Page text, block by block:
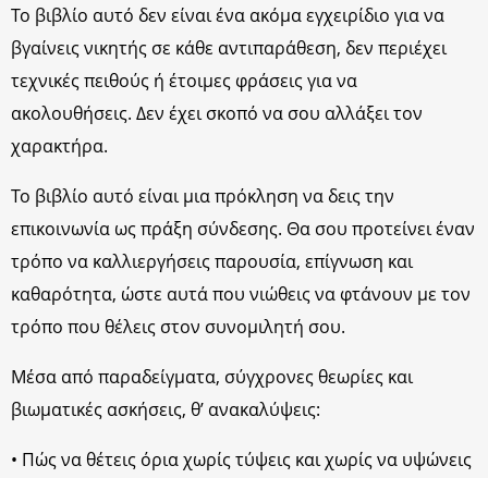
Το βιβλίο αυτό δεν είναι ένα ακόμα εγχειρίδιο για να
βγαίνεις νικητής σε κάθε αντιπαράθεση, δεν περιέχει
τεχνικές πειθούς ή έτοιμες φράσεις για να
ακολουθήσεις. Δεν έχει σκοπό να σου αλλάξει τον
χαρακτήρα.
Το βιβλίο αυτό είναι μια πρόκληση να δεις την
επικοινωνία ως πράξη σύνδεσης. Θα σου προτείνει έναν
τρόπο να καλλιεργήσεις παρουσία, επίγνωση και
καθαρότητα, ώστε αυτά που νιώθεις να φτάνουν με τον
τρόπο που θέλεις στον συνομιλητή σου.
Μέσα από παραδείγματα, σύγχρονες θεωρίες και
βιωματικές ασκήσεις, θ’ ανακαλύψεις:
• Πώς να θέτεις όρια χωρίς τύψεις και χωρίς να υψώνεις